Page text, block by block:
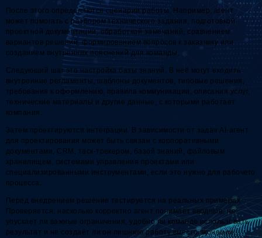
После этого определяются сценарии работы. Например, агент
может помогать с разбором технического задания, подготовкой
проектной документации, обработкой замечаний, сравнением
вариантов решений, формированием вопросов к заказчику или
созданием внутренних пояснений для команды.
Следующий шаг это настройка базы знаний. В неё могут входить
внутренние регламенты, шаблоны документов, типовые решения,
требования к оформлению, правила коммуникации, описания услуг,
технические материалы и другие данные, с которыми работает
компания.
Затем проектируются интеграции. В зависимости от задач AI-агент
для проектирования может быть связан с корпоративными
документами, CRM, таск-трекером, базой знаний, файловым
хранилищем, системами управления проектами или
специализированными инструментами, если это нужно для рабочего
процесса.
Перед внедрением решение тестируется на реальных примерах.
Проверяется, насколько корректно агент понимает вводные, не
упускает ли важные ограничения, удобно ли команде использовать
результат и не создаёт ли он лишнюю работу вместо экономии